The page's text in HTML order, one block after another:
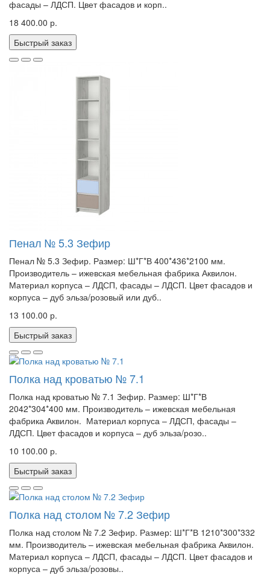
фасады – ЛДСП. Цвет фасадов и корп..
18 400.00 р.
Быстрый заказ
Пенал № 5.3 Зефир
Пенал № 5.3 Зефир. Размер: Ш*Г*В 400*436*2100 мм.
Производитель – ижевская мебельная фабрика Аквилон.
Материал корпуса – ЛДСП, фасады – ЛДСП. Цвет фасадов и
корпуса – дуб эльза/розовый или дуб..
13 100.00 р.
Быстрый заказ
Полка над кроватью № 7.1
Полка над кроватью № 7.1 Зефир. Размер: Ш*Г*В
2042*304*400 мм. Производитель – ижевская мебельная
фабрика Аквилон. Материал корпуса – ЛДСП, фасады –
ЛДСП. Цвет фасадов и корпуса – дуб эльза/розо..
10 100.00 р.
Быстрый заказ
Полка над столом № 7.2 Зефир
Полка над столом № 7.2 Зефир. Размер: Ш*Г*В 1210*300*332
мм. Производитель – ижевская мебельная фабрика Аквилон.
Материал корпуса – ЛДСП, фасады – ЛДСП. Цвет фасадов и
корпуса – дуб эльза/розовы..